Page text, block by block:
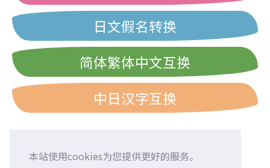
本站使用cookies为您提供更好的服务。
日文假名转换
简体繁体中文互换
中日汉字互换